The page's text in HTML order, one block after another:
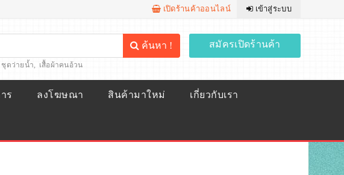
เปิดร้านค้าออนไลน์ เข้าสู่ระบบ
ค้นหา !
ชุดว่ายน้ำ, เสื้อผ้าคนอ้วน
สมัครเปิดร้านค้า
ร ลงโฆษณา สินค้ามาใหม่ เกี่ยวกับเรา